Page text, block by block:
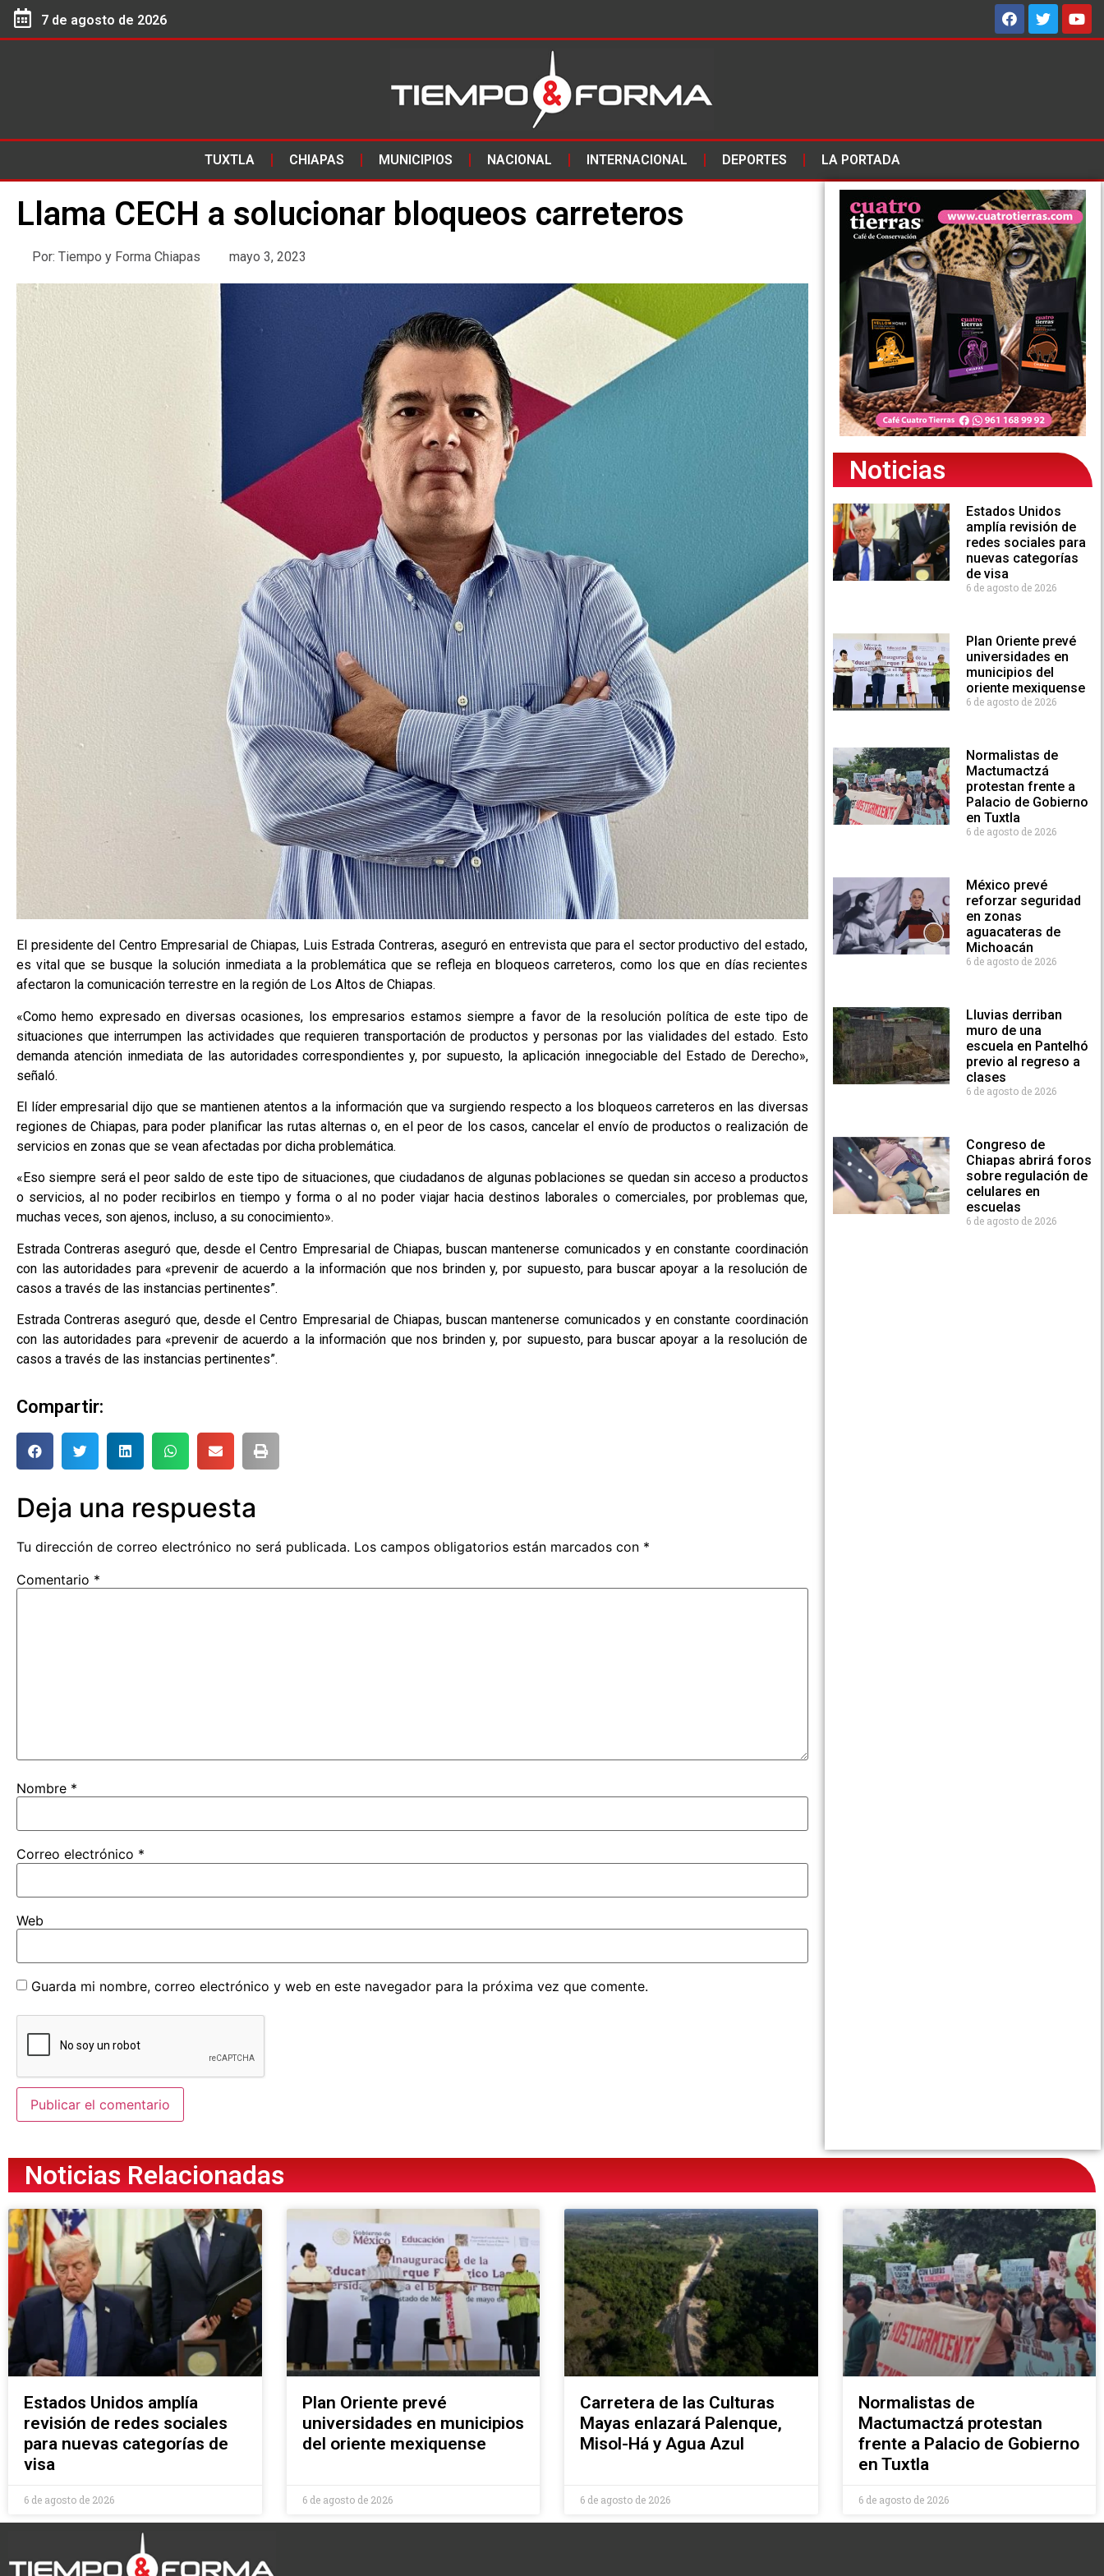
7 de agosto de 2026
TUXTLA CHIAPAS MUNICIPIOS NACIONAL INTERNACIONAL DEPORTES LA PORTADA
Llama CECH a solucionar bloqueos carreteros
Por: Tiempo y Forma Chiapas mayo 3, 2023
El presidente del Centro Empresarial de Chiapas, Luis Estrada Contreras, aseguró en entrevista que para el sector productivo del estado,
es vital que se busque la solución inmediata a la problemática que se refleja en bloqueos carreteros, como los que en días recientes
afectaron la comunicación terrestre en la región de Los Altos de Chiapas.
«Como hemo expresado en diversas ocasiones, los empresarios estamos siempre a favor de la resolución política de este tipo de
situaciones que interrumpen las actividades que requieren transportación de productos y personas por las vialidades del estado. Esto
demanda atención inmediata de las autoridades correspondientes y, por supuesto, la aplicación innegociable del Estado de Derecho»,
señaló.
El líder empresarial dijo que se mantienen atentos a la información que va surgiendo respecto a los bloqueos carreteros en las diversas
regiones de Chiapas, para poder planificar las rutas alternas o, en el peor de los casos, cancelar el envío de productos o realización de
servicios en zonas que se vean afectadas por dicha problemática.
«Eso siempre será el peor saldo de este tipo de situaciones, que ciudadanos de algunas poblaciones se quedan sin acceso a productos
o servicios, al no poder recibirlos en tiempo y forma o al no poder viajar hacia destinos laborales o comerciales, por problemas que,
muchas veces, son ajenos, incluso, a su conocimiento».
Estrada Contreras aseguró que, desde el Centro Empresarial de Chiapas, buscan mantenerse comunicados y en constante coordinación
con las autoridades para «prevenir de acuerdo a la información que nos brinden y, por supuesto, para buscar apoyar a la resolución de
casos a través de las instancias pertinentes”.
Estrada Contreras aseguró que, desde el Centro Empresarial de Chiapas, buscan mantenerse comunicados y en constante coordinación
con las autoridades para «prevenir de acuerdo a la información que nos brinden y, por supuesto, para buscar apoyar a la resolución de
casos a través de las instancias pertinentes”.
Compartir:
Deja una respuesta
Tu dirección de correo electrónico no será publicada. Los campos obligatorios están marcados con *
Comentario *
Nombre *
Correo electrónico *
Web
Guarda mi nombre, correo electrónico y web en este navegador para la próxima vez que comente.
Noticias
Estados Unidos
amplía revisión de
redes sociales para
nuevas categorías
de visa
6 de agosto de 2026
Plan Oriente prevé
universidades en
municipios del
oriente mexiquense
6 de agosto de 2026
Normalistas de
Mactumactzá
protestan frente a
Palacio de Gobierno
en Tuxtla
6 de agosto de 2026
México prevé
reforzar seguridad
en zonas
aguacateras de
Michoacán
6 de agosto de 2026
Lluvias derriban
muro de una
escuela en Pantelhó
previo al regreso a
clases
6 de agosto de 2026
Congreso de
Chiapas abrirá foros
sobre regulación de
celulares en
escuelas
6 de agosto de 2026
Noticias Relacionadas
Estados Unidos amplía
revisión de redes sociales
para nuevas categorías de
visa
6 de agosto de 2026
Plan Oriente prevé
universidades en municipios
del oriente mexiquense
6 de agosto de 2026
Carretera de las Culturas
Mayas enlazará Palenque,
Misol-Há y Agua Azul
6 de agosto de 2026
Normalistas de
Mactumactzá protestan
frente a Palacio de Gobierno
en Tuxtla
6 de agosto de 2026